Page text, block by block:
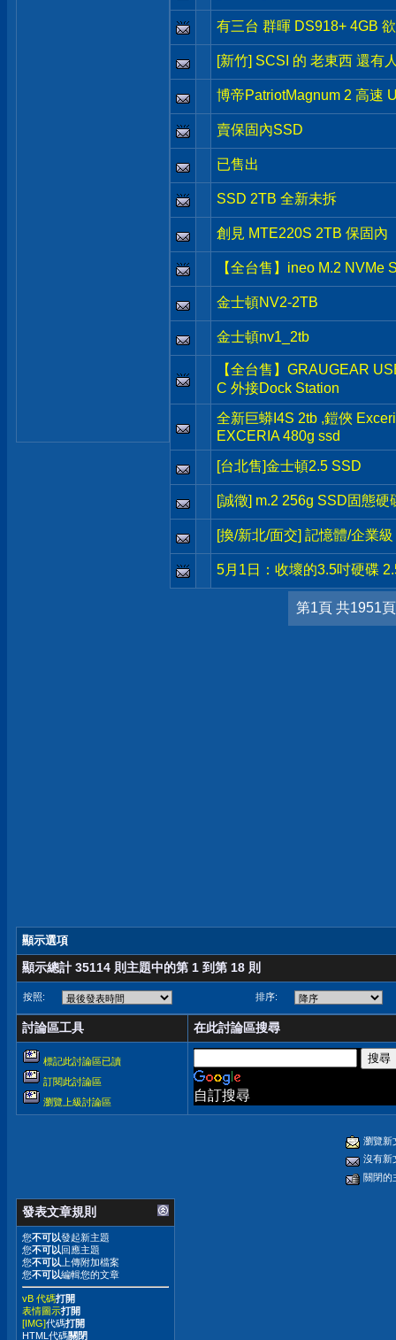
有三台 群暉 DS918+ 4GB
[新竹] SCSI 的 老東西 還有
博帝PatriotMagnum 2 高速
賣保固內SSD
已售出
SSD 2TB 全新未拆
創見 MTE220S 2TB 保固內
【全台售】ineo M.2 NVMe
金士頓NV2-2TB
金士頓nv1_2tb
【全台售】GRAUGEAR
C 外接Dock Station
全新巨蟒I4S 2tb ,鎧俠
EXCERIA 480g ssd
[台北售]金士頓2.5 SSD
[誠徵] m.2 256g SSD固態硬
[換/新北/面交] 記憶體/企業
5月1日：收壞的3.5吋硬碟
第1頁 共1951頁
顯示選項
顯示總計 35114 則主題中的第 1 到第 18 則
按照: 排序:
討論區工具 在此討論區搜尋
標記此討論區已讀
訂閱此討論區
瀏覽上級討論區
自訂搜尋
瀏覽新
沒有新
關閉的
發表文章規則
您不可以發起新主題
您不可以回應主題
您不可以 上傳附加檔案
您不可以編輯您的文章
vB 代碼打開
表情圖示打開
[IMG]代碼打開
HTML代碼關閉